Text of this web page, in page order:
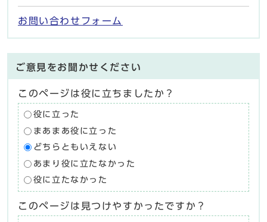
お問い合わせフォーム
ご意見をお聞かせください
このページは役に立ちましたか？
役に立った
まあまあ役に立った
どちらともいえない
あまり役に立たなかった
役に立たなかった
このページは見つけやすかったですか？